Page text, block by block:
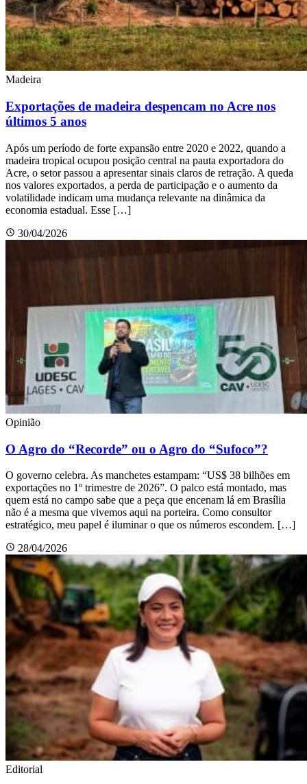
Madeira
Exportações de madeira despencam no Acre nos
últimos 5 anos
Após um período de forte expansão entre 2020 e 2022, quando a
madeira tropical ocupou posição central na pauta exportadora do
Acre, o setor passou a apresentar sinais claros de retração. A queda
nos valores exportados, a perda de participação e o aumento da
volatilidade indicam uma mudança relevante na dinâmica da
economia estadual. Esse […]
30/04/2026
Opinião
O Agro do “Recorde” ou o Agro do “Sufoco”?
O governo celebra. As manchetes estampam: “US$ 38 bilhões em
exportações no 1º trimestre de 2026”. O palco está montado, mas
quem está no campo sabe que a peça que encenam lá em Brasília
não é a mesma que vivemos aqui na porteira. Como consultor
estratégico, meu papel é iluminar o que os números escondem. […]
28/04/2026
Editorial